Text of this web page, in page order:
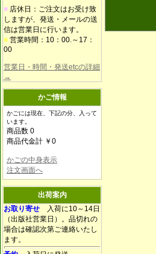
■ 店休日：ご注文はお受け致
しますが、発送・メールの送
信は営業日に行います。
■ 営業時間：10：00.～17：
00
営業日・時間・発送etcの詳細
→
かご情報
かごには現在、下記の分、入って
います。
商品数 0
商品代金計 ￥0
かごの中身表示
注文画面へ
出荷案内
お取り寄せ 入荷に10～14日
（出版社営業日）。品切れの
場合は確認次第ご連絡いたし
ます。